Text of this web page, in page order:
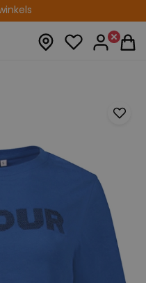
€ 75,00